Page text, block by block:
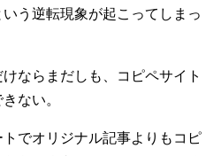
う逆転現象が起こってしまっ
ならまだしも、コピペサイト
ない。
でオリジナル記事よりもコピ